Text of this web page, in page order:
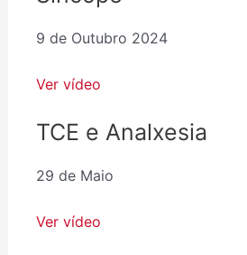
9 de Outubro 2024
Ver vídeo
TCE e Analxesia
29 de Maio
Ver vídeo